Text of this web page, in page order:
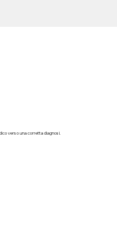
verso una corretta diagnosi.